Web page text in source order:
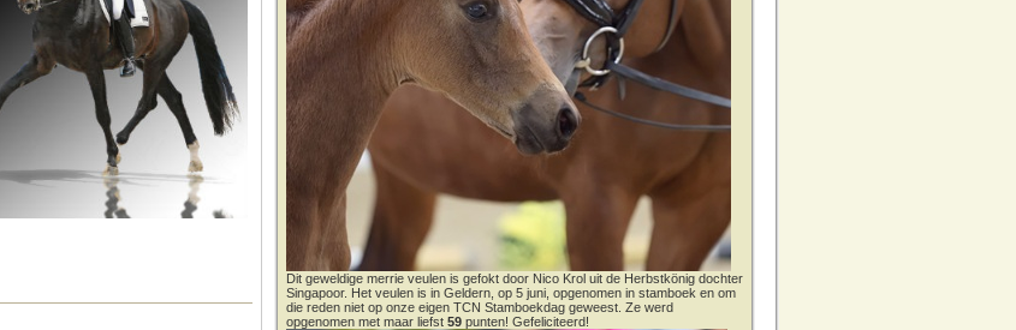
Dit geweldige merrie veulen is gefokt door Nico Krol uit de Herbstkönig dochter
Singapoor. Het veulen is in Geldern, op 5 juni, opgenomen in stamboek en om
die reden niet op onze eigen TCN Stamboekdag geweest. Ze werd
opgenomen met maar liefst 59 punten! Gefeliciteerd!